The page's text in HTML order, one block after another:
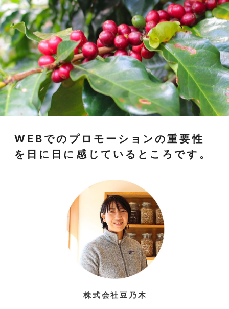
WEBでのプロモーションの重要性
を日に日に感じているところです。
株式会社豆乃木